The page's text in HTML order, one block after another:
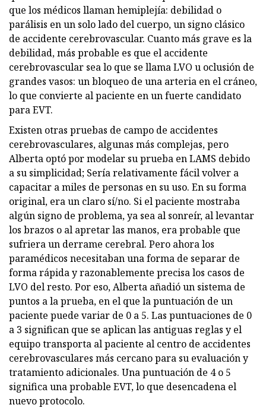
que los médicos llaman hemiplejía: debilidad o
parálisis en un solo lado del cuerpo, un signo clásico
de accidente cerebrovascular. Cuanto más grave es la
debilidad, más probable es que el accidente
cerebrovascular sea lo que se llama LVO u oclusión de
grandes vasos: un bloqueo de una arteria en el cráneo,
lo que convierte al paciente en un fuerte candidato
para EVT.
Existen otras pruebas de campo de accidentes
cerebrovasculares, algunas más complejas, pero
Alberta optó por modelar su prueba en LAMS debido
a su simplicidad; Sería relativamente fácil volver a
capacitar a miles de personas en su uso. En su forma
original, era un claro sí/no. Si el paciente mostraba
algún signo de problema, ya sea al sonreír, al levantar
los brazos o al apretar las manos, era probable que
sufriera un derrame cerebral. Pero ahora los
paramédicos necesitaban una forma de separar de
forma rápida y razonablemente precisa los casos de
LVO del resto. Por eso, Alberta añadió un sistema de
puntos a la prueba, en el que la puntuación de un
paciente puede variar de 0 a 5. Las puntuaciones de 0
a 3 significan que se aplican las antiguas reglas y el
equipo transporta al paciente al centro de accidentes
cerebrovasculares más cercano para su evaluación y
tratamiento adicionales. Una puntuación de 4 o 5
significa una probable EVT, lo que desencadena el
nuevo protocolo.